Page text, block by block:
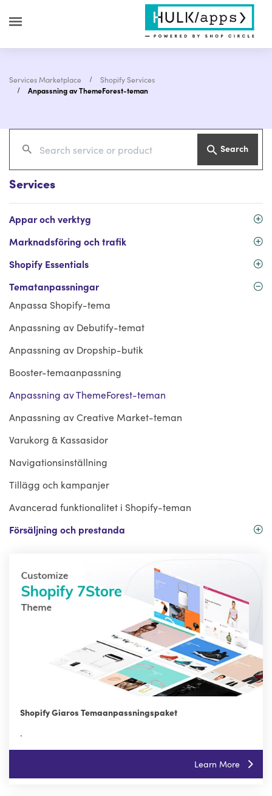
Services Marketplace
Shopify Services
Anpassning av ThemeForest-teman
Search
Services
Appar och verktyg
Marknadsföring och trafik
Shopify Essentials
Tematanpassningar
Anpassa Shopify-tema
Anpassning av Debutify-temat
Anpassning av Dropship-butik
Booster-temaanpassning
Anpassning av ThemeForest-teman
Anpassning av Creative Market-teman
Varukorg & Kassasidor
Navigationsinställning
Tillägg och kampanjer
Avancerad funktionalitet i Shopify-teman
Försäljning och prestanda
Shopify Giaros Temaanpassningspaket
.
Learn More